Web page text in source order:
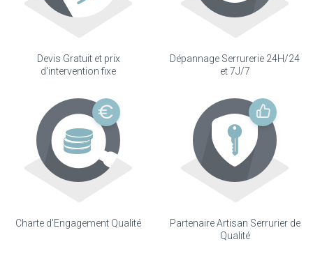
Devis Gratuit et prix
d'intervention fixe
Dépannage Serrurerie 24H/24
et 7J/7
Charte d'Engagement Qualité
Partenaire Artisan Serrurier de
Qualité